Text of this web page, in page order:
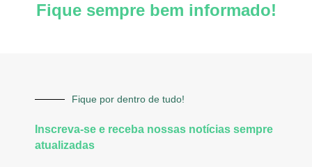
Fique sempre bem informado!
Fique por dentro de tudo!
Inscreva-se e receba nossas notícias sempre
atualizadas